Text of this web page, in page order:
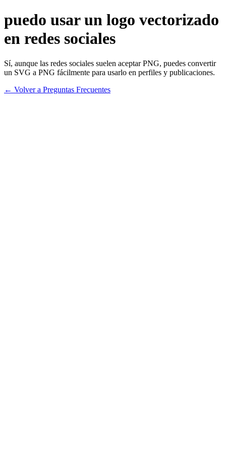
puedo usar un logo vectorizado
en redes sociales
Sí, aunque las redes sociales suelen aceptar PNG, puedes convertir
un SVG a PNG fácilmente para usarlo en perfiles y publicaciones.
← Volver a Preguntas Frecuentes